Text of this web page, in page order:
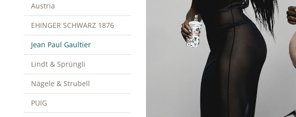
Austria
EHINGER SCHWARZ 1876
Jean Paul Gaultier
Lindt & Sprüngli
Nägele & Strubell
PUIG